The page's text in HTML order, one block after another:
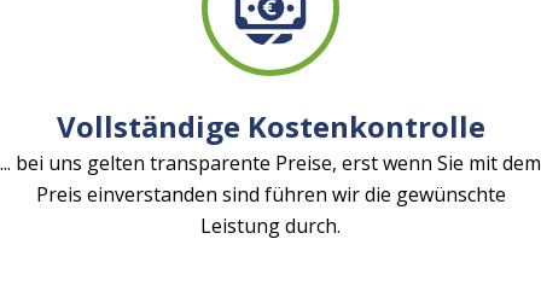
Vollständige Kostenkontrolle
... bei uns gelten transparente Preise, erst wenn Sie mit dem
Preis einverstanden sind führen wir die gewünschte
Leistung durch.